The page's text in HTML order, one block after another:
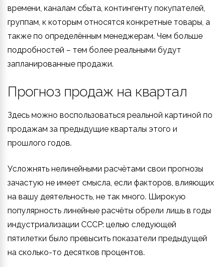
времени, каналам сбыта, контингенту покупателей,
группам, к которым относятся конкретные товары, а
также по определённым менеджерам. Чем больше
подробностей – тем более реальными будут
запланированные продажи.
Прогноз продаж на квартал
Здесь можно воспользоваться реальной картиной по
продажам за предыдущие кварталы этого и
прошлого годов.
Усложнять нелинейными расчётами свои прогнозы
зачастую не имеет смысла, если факторов, влияющих
на вашу деятельность, не так много. Широкую
популярность линейные расчёты обрели лишь в годы
индустриализации СССР: целью следующей
пятилетки было превысить показатели предыдущей
на сколько-то десятков процентов.